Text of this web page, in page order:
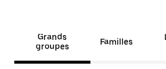
Grands
groupes
Familles